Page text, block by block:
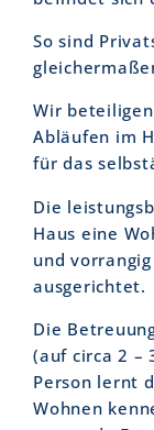
So sind
Wir
Abläufen im
für das
Die
Haus eine
und
ausgerichtet.
Die
(auf circa 2 –
Person lernt
Wohnen